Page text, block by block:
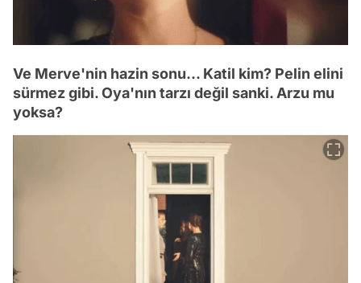
Ve Merve'nin hazin sonu... Katil kim? Pelin elini
sürmez gibi. Oya'nın tarzı değil sanki. Arzu mu
yoksa?